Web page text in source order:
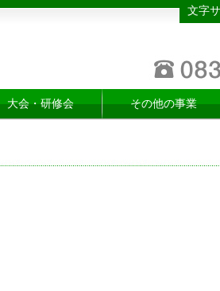
文字
大会・研修会 その他の事業